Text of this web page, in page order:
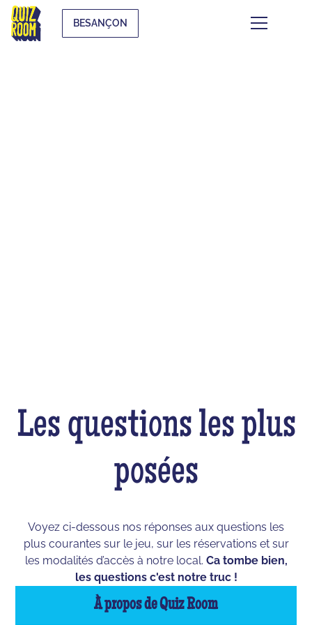
BESANÇON
Les questions les plus
posées
Voyez ci-dessous nos réponses aux questions les
plus courantes sur le jeu, sur les réservations et sur
les modalités d’accès à notre local. Ca tombe bien,
les questions c'est notre truc !
À propos de Quiz Room